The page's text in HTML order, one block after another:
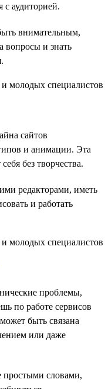
с аудиторией.
внимательным,
вопросы и знать
сайтов
и анимации. Эта
без творчества.
редакторами, иметь
и работать
проблемы,
по работе сервисов
быть связана
или даже
простыми словами,